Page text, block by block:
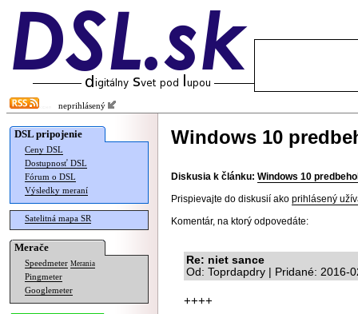
neprihlásený
DSL pripojenie
Ceny DSL
Dostupnosť DSL
Fórum o DSL
Výsledky meraní
Satelitná mapa SR
Merače
Speedmeter Merania
Pingmeter
Googlemeter
Windows 10
Diskusia k článku: Windows 10
Prispievajte do diskusií ako prihlásený
Komentár, na ktorý odpovedáte:
Re: niet sance
Od: Toprdapdry | Pridané: 2016-
++++